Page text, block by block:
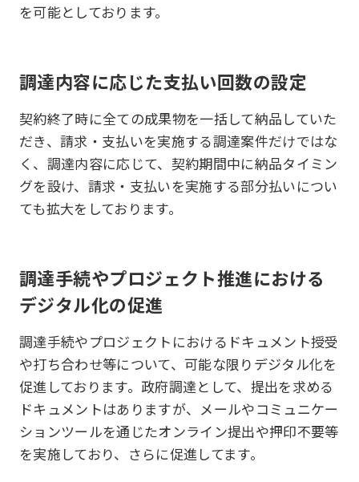
を可能としております。
調達内容に応じた支払い回数の設定
契約終了時に全ての成果物を一括して納品していた
だき、請求・支払いを実施する調達案件だけではな
く、調達内容に応じて、契約期間中に納品タイミン
グを設け、請求・支払いを実施する部分払いについ
ても拡大をしております。
調達手続やプロジェクト推進における
デジタル化の促進
調達手続やプロジェクトにおけるドキュメント授受
や打ち合わせ等について、可能な限りデジタル化を
促進しております。政府調達として、提出を求める
ドキュメントはありますが、メールやコミュニケー
ションツールを通じたオンライン提出や押印不要等
を実施しており、さらに促進してます。